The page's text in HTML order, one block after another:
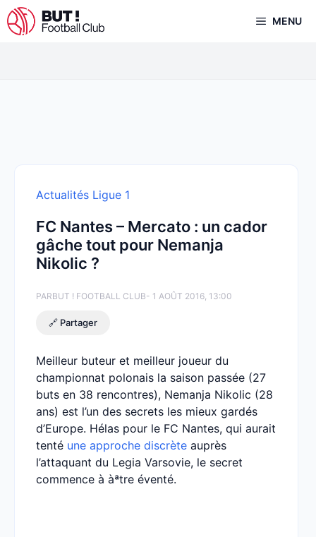
Aller
au
MENU
Actualités Ligue 1
FC Nantes – Mercato : un cador
gâche tout pour Nemanja
Nikolic ?
PARBUT ! FOOTBALL CLUB- 1 AOÛT 2016, 13:00
🔗 Partager
Meilleur buteur et meilleur joueur du
championnat polonais la saison passée (27
buts en 38 rencontres), Nemanja Nikolic (28
ans) est l’un des secrets les mieux gardés
d’Europe. Hélas pour le FC Nantes, qui aurait
tenté une approche discrète auprès
l’attaquant du Legia Varsovie, le secret
commence à àªtre éventé.